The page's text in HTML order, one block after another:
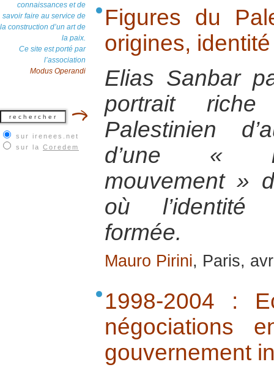
connaissances et de
savoir faire au service de
la construction d’un art de
la paix.
Ce site est porté par
l’association
Modus Operandi
sur irenees.net
sur la Coredem
Figures du
origines,
Elias Sanbar
portrait
Palestinien
d’une «
mouvement »
où l’identité
formée.
Mauro Pirini, Paris,
1998-2004 :
négociations
gouvernement